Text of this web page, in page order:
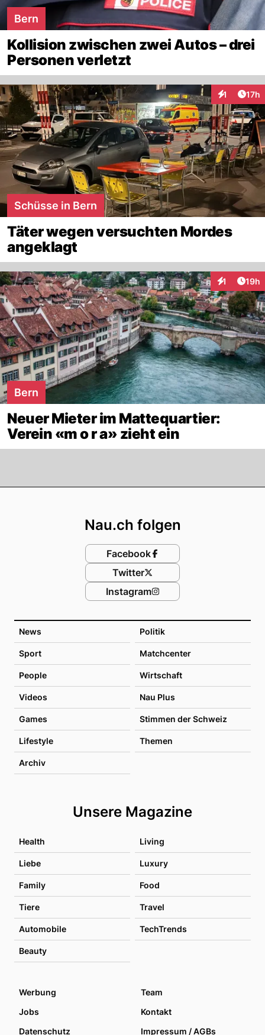
Bern
Kollision zwischen zwei Autos – drei
Personen verletzt
1 17h
Schüsse in Bern
Täter wegen versuchten Mordes
angeklagt
1 19h
Bern
Neuer Mieter im Mattequartier:
Verein «m o r a» zieht ein
News Politik
Sport Matchcenter
People Wirtschaft
Videos Nau Plus
Games Stimmen der Schweiz
Lifestyle Themen
Archiv
Unsere Magazine
Health Living
Liebe Luxury
Family Food
Tiere Travel
Automobile TechTrends
Beauty
Nau.ch folgen
Facebook
Twitter
Instagram
Werbung
Team
Jobs
Kontakt
Datenschutz
Impressum / AGBs